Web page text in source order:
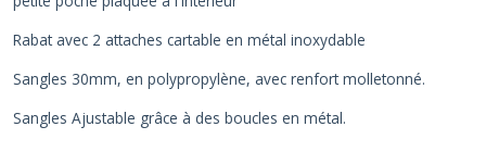
Rabat avec 2 attaches cartable en métal inoxydable
Sangles 30mm, en polypropylène, avec renfort molletonné.
Sangles Ajustable grâce à des boucles en métal.